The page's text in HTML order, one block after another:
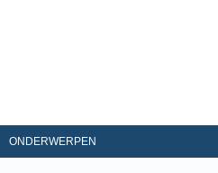
ONDERWERPEN